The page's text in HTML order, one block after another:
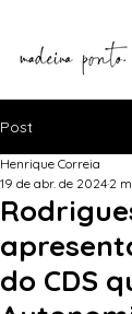
Post
do CDS
Henrique Correia
19 de abr. de 2024 2